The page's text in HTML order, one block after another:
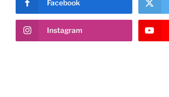
Facebook
Instagram